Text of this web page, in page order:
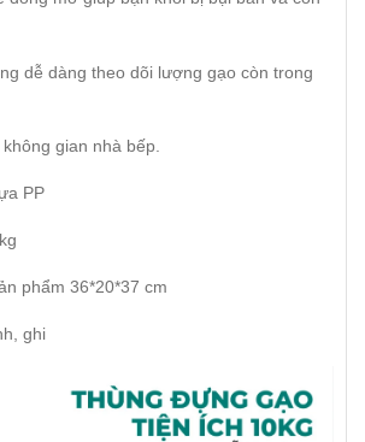
dễ dàng theo dõi lượng gạo còn trong
gian nhà bếp.
PP
phẩm 36*20*37 cm
ghi